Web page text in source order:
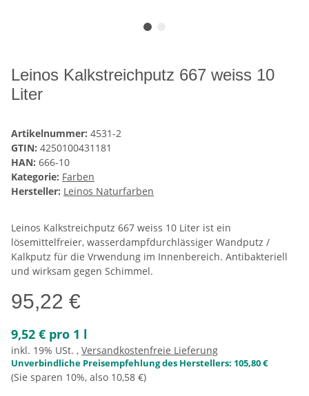
Leinos Kalkstreichputz 667 weiss 10
Liter
Artikelnummer: 4531-2
GTIN: 4250100431181
HAN: 666-10
Kategorie: Farben
Hersteller: Leinos Naturfarben
Leinos Kalkstreichputz 667 weiss 10 Liter ist ein
lösemittelfreier, wasserdampfdurchlässiger Wandputz /
Kalkputz für die Vrwendung im Innenbereich. Antibakteriell
und wirksam gegen Schimmel.
95,22 €
9,52 € pro 1 l
inkl. 19% USt. , Versandkostenfreie Lieferung
Unverbindliche Preisempfehlung des Herstellers: 105,80 €
(Sie sparen 10%, also 10,58 €)